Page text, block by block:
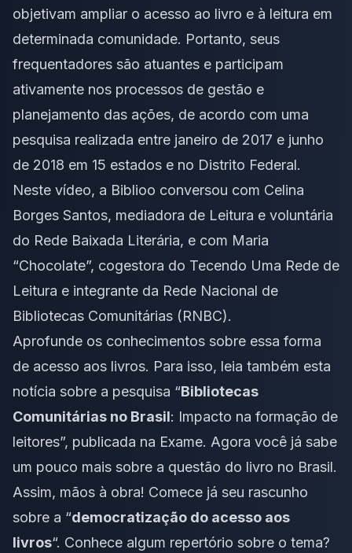
objetivam ampliar o acesso ao livro e à leitura em
determinada comunidade. Portanto, seus
frequentadores são atuantes e participam
ativamente nos processos de gestão e
planejamento das ações, de acordo com uma
pesquisa realizada entre janeiro de 2017 e junho
de 2018 em 15 estados e no Distrito Federal.
Neste vídeo, a Biblioo conversou com Celina
Borges Santos, mediadora de Leitura e voluntária
do Rede Baixada Literária, e com Maria
“Chocolate”, cogestora do Tecendo Uma Rede de
Leitura e integrante da Rede Nacional de
Bibliotecas Comunitárias (RNBC).
Aprofunde os conhecimentos sobre essa forma
de acesso aos livros. Para isso, leia também esta
notícia sobre a pesquisa “Bibliotecas
Comunitárias no Brasil: Impacto na formação de
leitores”, publicada na Exame. Agora você já sabe
um pouco mais sobre a questão do livro no Brasil.
Assim, mãos à obra! Comece já seu rascunho
sobre a “democratização do acesso aos
livros“. Conhece algum repertório sobre o tema?